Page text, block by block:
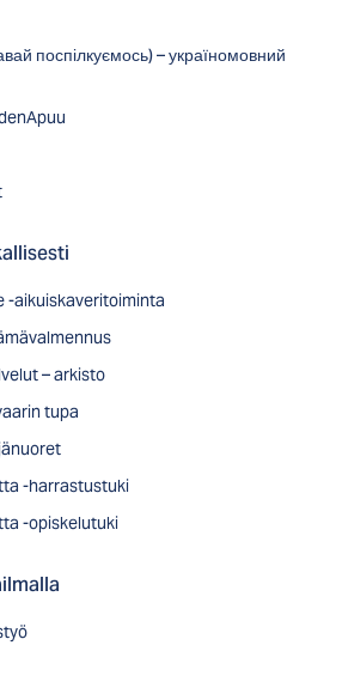
поспілкуємось) – україномовний
-aikuiskaveritoiminta
– arkisto
tupa
-harrastustuki
-opiskelutuki